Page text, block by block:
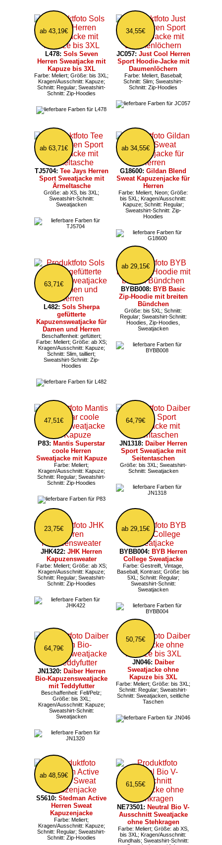
ab 43,19€
L478: Sols Seven
Herren Sweatjacke mit
Kapuze bis 3XL
Farbe: Meliert; Größe: bis 3XL;
Kragen/Ausschnitt: Kapuze;
Schnitt: Regular; Sweatshirt-
Schnitt: Zip-Hoodies
34,55€
JC057: Just Cool Herren
Sport Hoodie-Jacke mit
Daumenlöchern
Farbe: Meliert, Baseball;
Schnitt: Slim; Sweatshirt-
Schnitt: Zip-Hoodies
ab 63,71€
TJ5704: Tee Jays Herren
Sport Sweatjacke mit
Ärmeltasche
Größe: ab XS, bis 3XL;
Sweatshirt-Schnitt:
Sweatjacken
ab 34,55€
G18600: Gildan Blend
Sweat Kapuzenjacke für
Herren
Farbe: Meliert, Neon; Größe:
bis 5XL; Kragen/Ausschnitt:
Kapuze; Schnitt: Regular;
Sweatshirt-Schnitt: Zip-
Hoodies
63,71€
L482: Sols Sherpa
gefütterte
Kapuzensweatjacke für
Damen und Herren
Beschaffenheit: gefüttert;
Farbe: Meliert; Größe: ab XS;
Kragen/Ausschnitt: Kapuze;
Schnitt: Slim, tailliert;
Sweatshirt-Schnitt: Zip-
Hoodies
ab 29,15€
BYBB008: BYB Basic
Zip-Hoodie mit breiten
Bündchen
Größe: bis 5XL; Schnitt:
Regular; Sweatshirt-Schnitt:
Hoodies, Zip-Hoodies,
Sweatjacken
47,51€
P83: Mantis Superstar
coole Herren
Sweatjacke mit Kapuze
Farbe: Meliert;
Kragen/Ausschnitt: Kapuze;
Schnitt: Regular; Sweatshirt-
Schnitt: Zip-Hoodies
64,79€
JN1318: Daiber Herren
Sport Sweatjacke mit
Seitentaschen
Größe: bis 3XL; Sweatshirt-
Schnitt: Sweatjacken
23,75€
JHK422: JHK Herren
Kapuzensweater
Farbe: Meliert; Größe: ab XS;
Kragen/Ausschnitt: Kapuze;
Schnitt: Regular; Sweatshirt-
Schnitt: Zip-Hoodies
ab 29,15€
BYBB004: BYB Herren
College Sweatjacke
Farbe: Gestreift, Vintage,
Baseball, Kontrast; Größe: bis
5XL; Schnitt: Regular;
Sweatshirt-Schnitt:
Sweatjacken
64,79€
JN1320: Daiber Herren
Bio-Kapuzensweatjacke
mit Teddyfutter
Beschaffenheit: Fell/Pelz;
Größe: bis 3XL;
Kragen/Ausschnitt: Kapuze;
Sweatshirt-Schnitt:
Sweatjacken
50,75€
JN046: Daiber
Sweatjacke ohne
Kapuze bis 3XL
Farbe: Meliert; Größe: bis 3XL;
Schnitt: Regular; Sweatshirt-
Schnitt: Sweatjacken, seitliche
Taschen
ab 48,59€
S5610: Stedman Active
Herren Sweat
Kapuzenjacke
Farbe: Meliert;
Kragen/Ausschnitt: Kapuze;
Schnitt: Regular; Sweatshirt-
Schnitt: Zip-Hoodies
61,55€
NE73501: Neutral Bio V-
Ausschnitt Sweatjacke
ohne Stehkragen
Farbe: Meliert; Größe: ab XS,
bis 3XL; Kragen/Ausschnitt:
Rundhals; Sweatshirt-Schnitt: